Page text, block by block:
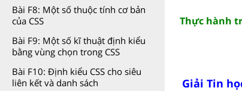
Bài F8: Một số thuộc tính cơ bản
của CSS
Bài F9: Một số kĩ thuật định kiểu
bằng vùng chọn trong CSS
Bài F10: Định kiểu CSS cho siêu
liên kết và danh sách
Thực hành
Giải Tin